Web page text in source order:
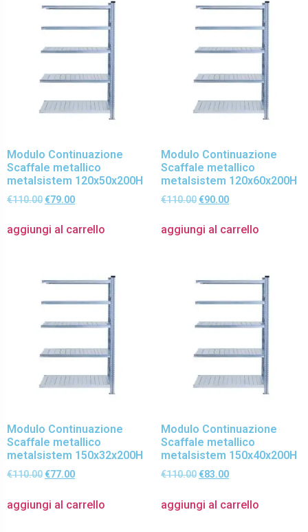
Modulo Continuazione
Scaffale metallico
metalsistem 120x50x200H
€110.00 €79.00
aggiungi al carrello
Modulo Continuazione
Scaffale metallico
metalsistem 120x60x200H
€110.00 €90.00
aggiungi al carrello
Modulo Continuazione
Scaffale metallico
metalsistem 150x32x200H
€110.00 €77.00
aggiungi al carrello
Modulo Continuazione
Scaffale metallico
metalsistem 150x40x200H
€110.00 €83.00
aggiungi al carrello